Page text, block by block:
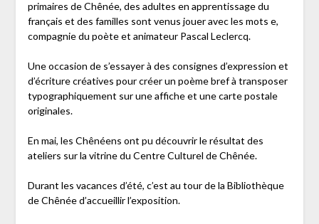
primaires de Chênée, des adultes en apprentissage du
français et des familles sont venus jouer avec les mots e,
compagnie du poète et animateur Pascal Leclercq.
Une occasion de s’essayer à des consignes d’expression et
d’écriture créatives pour créer un poème bref à transposer
typographiquement sur une affiche et une carte postale
originales.
En mai, les Chênéens ont pu découvrir le résultat des
ateliers sur la vitrine du Centre Culturel de Chênée.
Durant les vacances d’été, c’est au tour de la Bibliothèque
de Chênée d’accueillir l’exposition.